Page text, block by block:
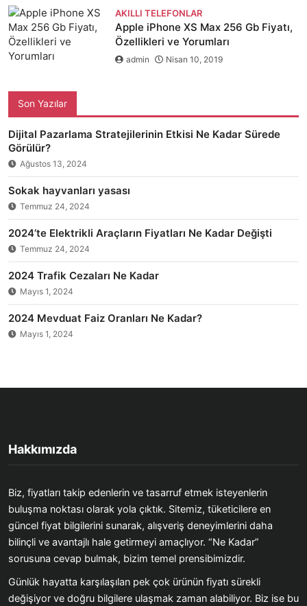
AKILLI TELEFONLAR
Apple iPhone XS Max 256 Gb Fiyatı,
Özellikleri ve Yorumları
admin Nisan 10, 2019
Son Yazılar
Dijital Pazarlama Stratejilerinin Etkisi Ne Kadar Sürede
Görülür?
Ağustos 13, 2024
Sokak hayvanları yasası
Temmuz 24, 2024
2024’te Elektrikli Araçların Fiyatları Ne Kadar Değişti
Temmuz 24, 2024
2024 Trafik Cezaları Ne Kadar
Mayıs 1, 2024
2024 Mevduat Faiz Oranları Ne Kadar?
Mayıs 1, 2024
Hakkımızda
Biz, fiyatları takip edenlerin ve tasarruf etmek isteyenlerin
buluşma noktası olarak yola çıktık. Sitemiz, tüketicilere en
güncel fiyat bilgilerini sunarak, alışveriş deneyimlerini daha
bilinçli ve avantajlı hale getirmeyi amaçlıyor. “Ne Kadar”
sorusuna cevap bulmak, bizim temel prensibimizdir.
Günlük hayatta karşılaşılan pek çok ürünün fiyatı sürekli
değişiyor ve doğru bilgilere ulaşmak zaman alabiliyor. Biz ise bu